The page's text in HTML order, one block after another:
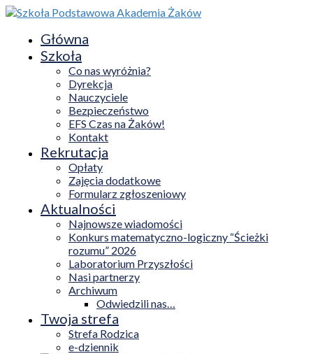
Główna
Szkoła
Co nas wyróżnia?
Dyrekcja
Nauczyciele
Bezpieczeństwo
EFS Czas na Żaków!
Kontakt
Rekrutacja
Opłaty
Zajęcia dodatkowe
Formularz zgłoszeniowy
Aktualności
Najnowsze wiadomości
Konkurs matematyczno-logiczny “Ścieżki
rozumu” 2026
Laboratorium Przyszłości
Nasi partnerzy
Archiwum
Odwiedzili nas…
Twoja strefa
Strefa Rodzica
e-dziennik